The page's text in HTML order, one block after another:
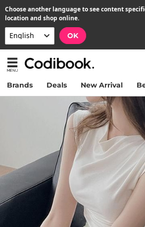
Choose another language to see content
location and shop online.
OK
Brands Deals New Arrival